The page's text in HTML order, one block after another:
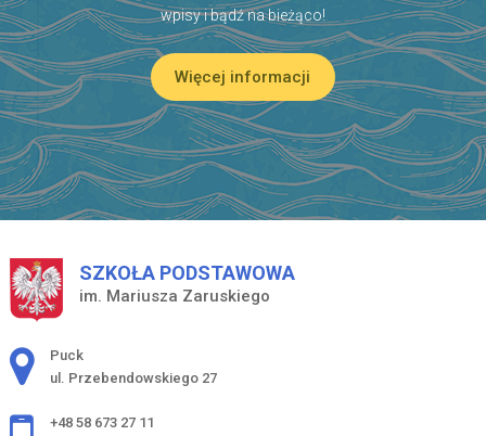
wpisy i bądź na bieżąco!
Więcej informacji
SZKOŁA PODSTAWOWA
im. Mariusza Zaruskiego
Adres pocztowy:
Puck
ul. Przebendowskiego 27
+48 58 673 27 11